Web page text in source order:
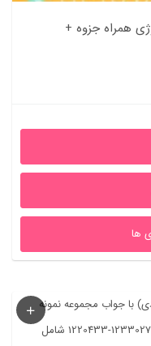
همراه جزوه +
ها